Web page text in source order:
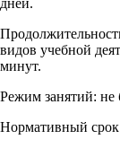
видов учебной
минут.
Режим занятий: не
Нормативный срок